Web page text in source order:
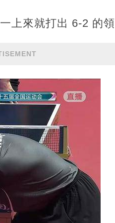
上來就打出 6-2 的領